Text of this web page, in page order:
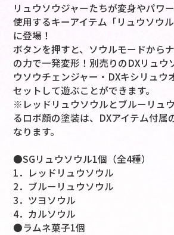
リュウソウジャーたちが変身やパワ
使用するキーアイテム「リュウソウ
に登場！
ボタンを押すと、ソウルモードから
の力で一発変形！別売りのDXリュウ
ウソウチェンジャー・DXキシリュウ
セットして遊ぶことができます。
※レッドリュウソウルとブルーリュ
るロボ顔の塗装は、DXアイテム付属
なります。
●SGリュウソウル1個（全4種）
1．レッドリュウソウル
2．ブルーリュウソウル
3．ツヨソウル
4．カルソウル
●ラムネ菓子1個